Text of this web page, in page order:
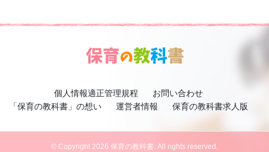
個人情報適正管理規程
お問い合わせ
「保育の教科書」の想い
運営者情報 保育の教科書求人版
© Copyright 2026 保育の教科書. All rights reserved.